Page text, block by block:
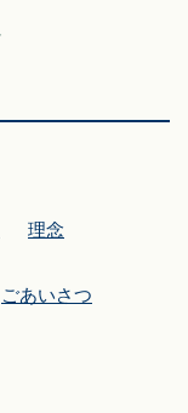
理念
ごあいさつ